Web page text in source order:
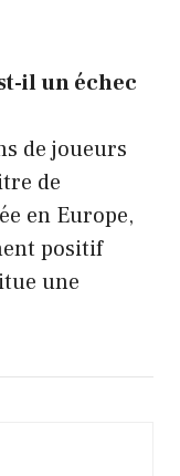
il un échec
de joueurs
de
en Europe,
positif
une